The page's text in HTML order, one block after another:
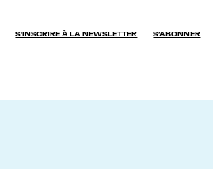
S'INSCRIRE À LA NEWSLETTER S’ABONNER